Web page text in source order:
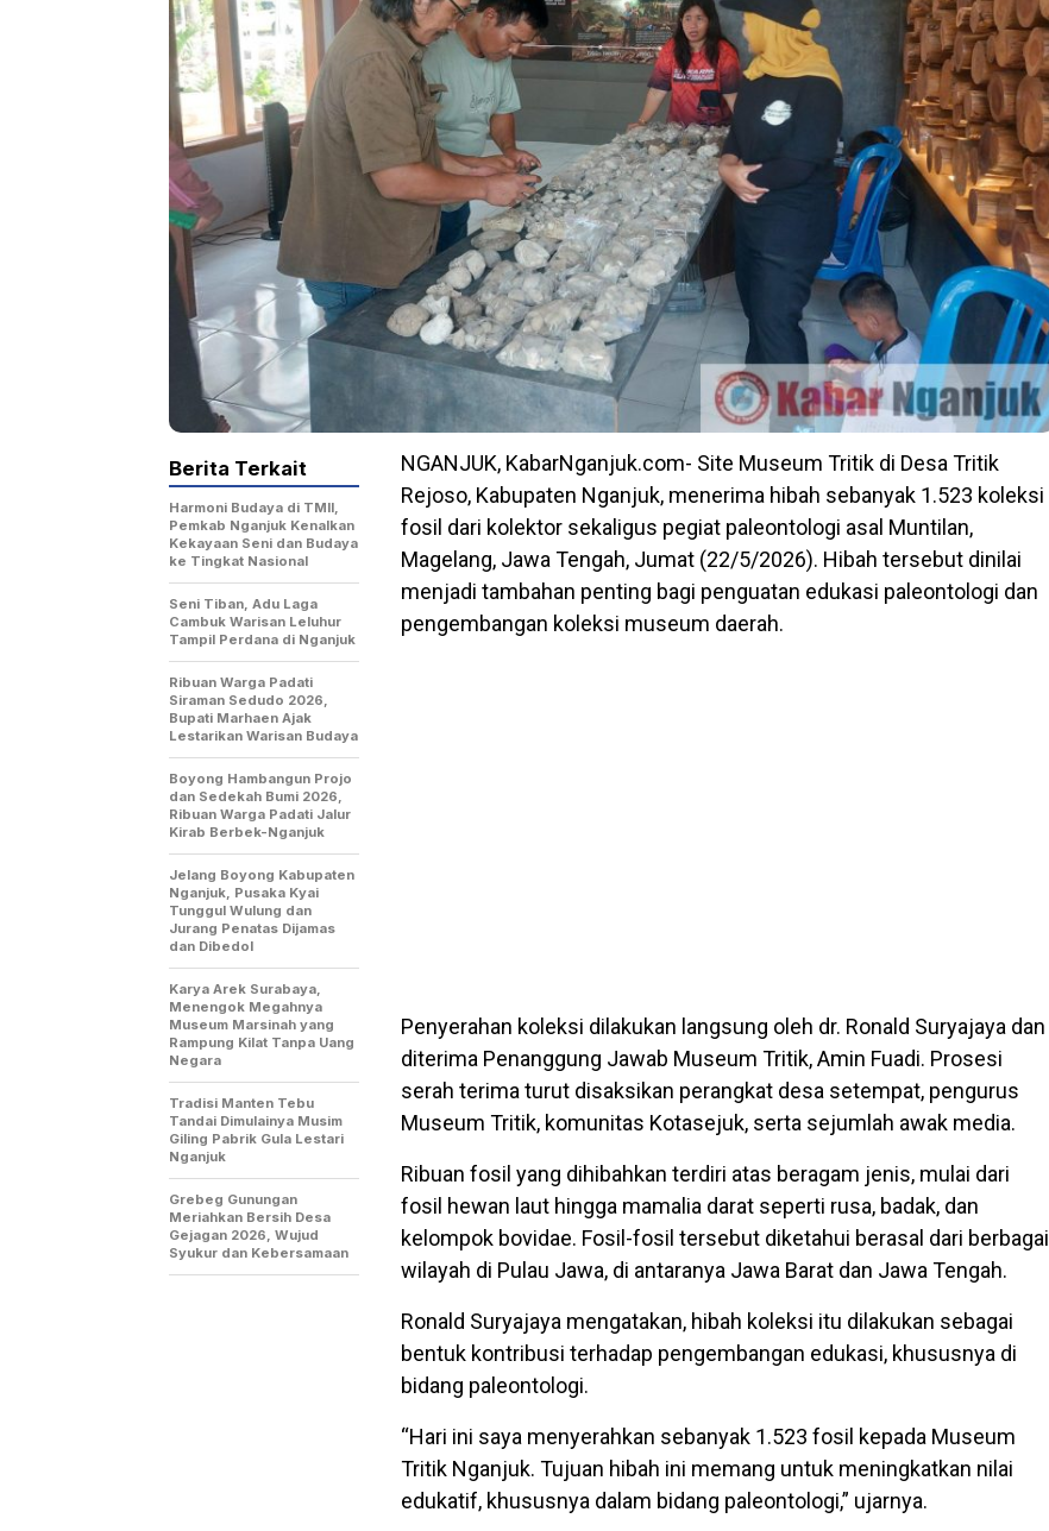
NGANJUK, KabarNganjuk.com- Site Museum Tritik di Desa Tritik
Rejoso, Kabupaten Nganjuk, menerima hibah sebanyak 1.523 koleksi
fosil dari kolektor sekaligus pegiat paleontologi asal Muntilan,
Magelang, Jawa Tengah, Jumat (22/5/2026). Hibah tersebut dinilai
menjadi tambahan penting bagi penguatan edukasi paleontologi dan
pengembangan koleksi museum daerah.
Penyerahan koleksi dilakukan langsung oleh dr. Ronald Suryajaya dan
diterima Penanggung Jawab Museum Tritik, Amin Fuadi. Prosesi
serah terima turut disaksikan perangkat desa setempat, pengurus
Museum Tritik, komunitas Kotasejuk, serta sejumlah awak media.
Ribuan fosil yang dihibahkan terdiri atas beragam jenis, mulai dari
fosil hewan laut hingga mamalia darat seperti rusa, badak, dan
kelompok bovidae. Fosil-fosil tersebut diketahui berasal dari berbagai
wilayah di Pulau Jawa, di antaranya Jawa Barat dan Jawa Tengah.
Ronald Suryajaya mengatakan, hibah koleksi itu dilakukan sebagai
bentuk kontribusi terhadap pengembangan edukasi, khususnya di
bidang paleontologi.
“Hari ini saya menyerahkan sebanyak 1.523 fosil kepada Museum
Tritik Nganjuk. Tujuan hibah ini memang untuk meningkatkan nilai
edukatif, khususnya dalam bidang paleontologi,” ujarnya.
Berita Terkait
Harmoni Budaya di TMII,
Pemkab Nganjuk Kenalkan
Kekayaan Seni dan Budaya
ke Tingkat Nasional
Seni Tiban, Adu Laga
Cambuk Warisan Leluhur
Tampil Perdana di Nganjuk
Ribuan Warga Padati
Siraman Sedudo 2026,
Bupati Marhaen Ajak
Lestarikan Warisan Budaya
Boyong Hambangun Projo
dan Sedekah Bumi 2026,
Ribuan Warga Padati Jalur
Kirab Berbek-Nganjuk
Jelang Boyong Kabupaten
Nganjuk, Pusaka Kyai
Tunggul Wulung dan
Jurang Penatas Dijamas
dan Dibedol
Karya Arek Surabaya,
Menengok Megahnya
Museum Marsinah yang
Rampung Kilat Tanpa Uang
Negara
Tradisi Manten Tebu
Tandai Dimulainya Musim
Giling Pabrik Gula Lestari
Nganjuk
Grebeg Gunungan
Meriahkan Bersih Desa
Gejagan 2026, Wujud
Syukur dan Kebersamaan